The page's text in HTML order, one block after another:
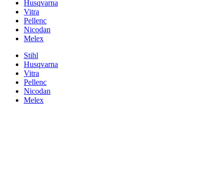
Husqvarna
Vitra
Pellenc
Nicodan
Melex
Stihl
Husqvarna
Vitra
Pellenc
Nicodan
Melex